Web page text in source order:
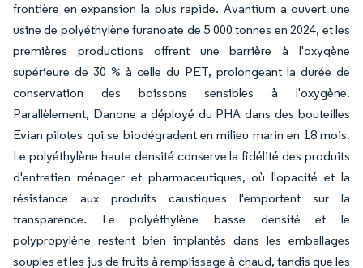
frontière en expansion la plus rapide. Avantium a ouvert une
usine de polyéthylène furanoate de 5 000 tonnes en 2024, et les
premières productions offrent une barrière à l'oxygène
supérieure de 30 % à celle du PET, prolongeant la durée de
conservation des boissons sensibles à l'oxygène.
Parallèlement, Danone a déployé du PHA dans des bouteilles
Evian pilotes qui se biodégradent en milieu marin en 18 mois.
Le polyéthylène haute densité conserve la fidélité des produits
d'entretien ménager et pharmaceutiques, où l'opacité et la
résistance aux produits caustiques l'emportent sur la
transparence. Le polyéthylène basse densité et le
polypropylène restent bien implantés dans les emballages
souples et les jus de fruits à remplissage à chaud, tandis que les